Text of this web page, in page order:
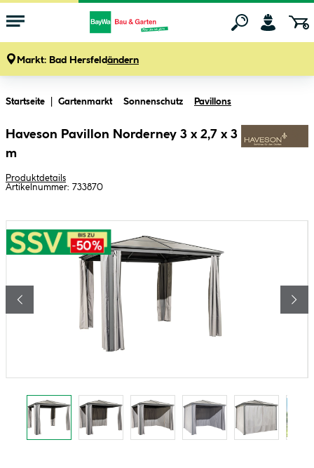
Markt: Bad Hersfeldändern
Startseite Gartenmarkt Sonnenschutz Pavillons
Haveson Pavillon Norderney 3 x 2,7 x 3
m
Produktdetails
Artikelnummer: 733870